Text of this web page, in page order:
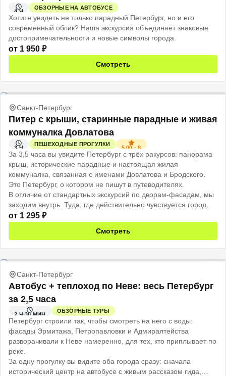
4 Ч
ОБЗОРНЫЕ НА АВТОБУСЕ
Хотите увидеть не только парадный Петербург, но и его
современный облик? Наша экскурсия объединяет знаковые
достопримечательности и новые символы города.
от 1 950 ₽
Смотреть
Санкт-Петербург
Питер с крыши, старинные парадные и живая
коммуналка Довлатова
3 Ч
ПЕШЕХОДНЫЕ ПРОГУЛКИ
5.00·8
За 3,5 часа вы увидите Петербург с трёх ракурсов: панорама
крыш, исторические парадные и настоящая жилая
коммуналка, связанная с именами Довлатова и Бродского.
Это Петербург, о котором не пишут в путеводителях.
В отличие от стандартных экскурсий по дворам-фасадам, мы
заходим внутрь. Туда, где действительно чувствуется город.
от 1 295 ₽
Смотреть
Санкт-Петербург
Автобус + теплоход по Неве: весь Петербург
за 2,5 часа
2 Ч 30 МИН
ОБЗОРНЫЕ ТУРЫ
Петербург строили так, чтобы смотреть на него с воды:
фасады Эрмитажа, Петропавловки и Адмиралтейства
разворачивали к Неве намеренно, для тех, кто приплывает по
реке.
За одну прогулку вы видите оба города сразу: сначала
исторический центр на автобусе с живым рассказом гида,